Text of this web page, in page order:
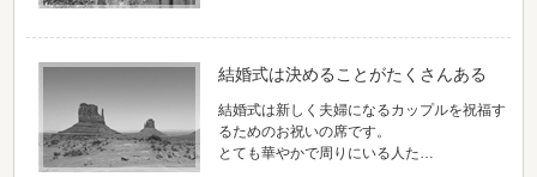
結婚式は決めることがたくさんある
結婚式は新しく夫婦になるカップルを祝福す
るためのお祝いの席です。
とても華やかで周りにいる人た…